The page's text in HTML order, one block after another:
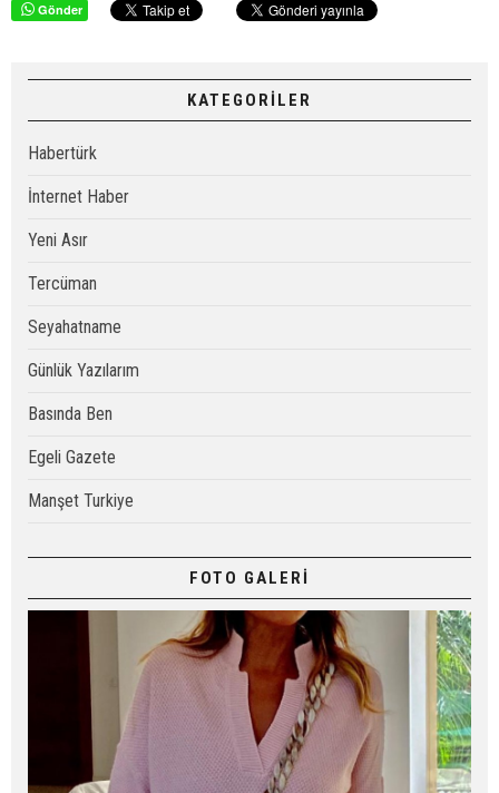
Gönder
KATEGORİLER
Habertürk
İnternet Haber
Yeni Asır
Tercüman
Seyahatname
Günlük Yazılarım
Basında Ben
Egeli Gazete
Manşet Turkiye
FOTO GALERİ